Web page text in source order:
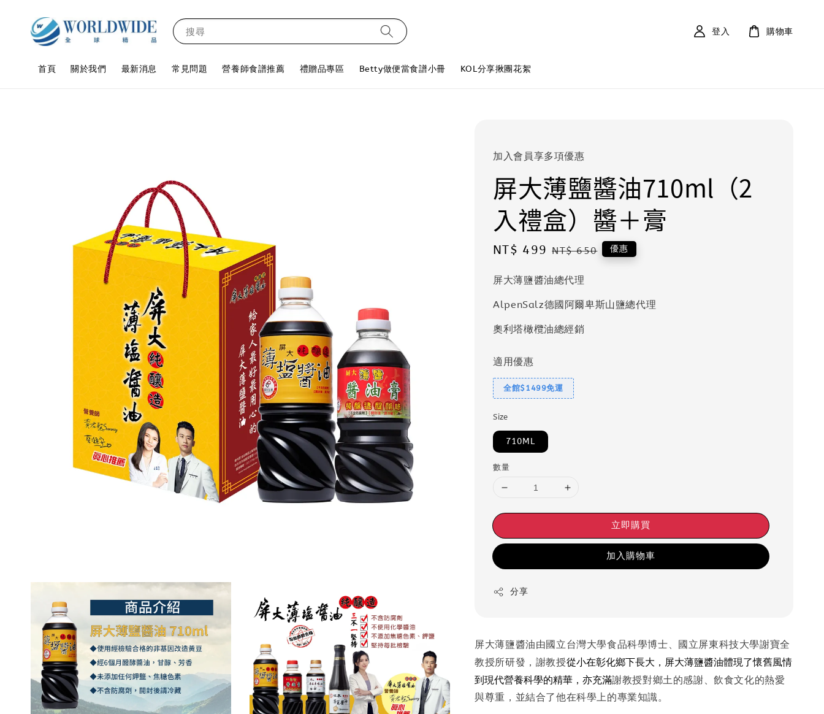
搜尋
首頁 關於我們 最新消息 常見問題 營養師食譜推薦 禮贈品專區 Betty做便當食譜小冊 KOL分享揪團花絮
登入 購物車
加入會員享多項優惠
屏大薄鹽醬油710ml（2
入禮盒）醬＋膏
Sale
NT$ 499 Regular
NT$ 650 優惠
屏大薄鹽醬油總代理
AlpenSalz德國阿爾卑斯山鹽總代理
奧利塔橄欖油總經銷
適用優惠
全館$1499免運
Size
710ML
數量
立即購買
加入購物車
分享
屏大薄鹽醬油由國立台灣大學食品科學博士、國立屏東科技大學謝寶全
教授所研發，謝教授從小在彰化鄉下長大，屏大薄鹽醬油體現了懷舊風情
到現代營養科學的精華，亦充滿謝教授對鄉土的感謝、飲食文化的熱愛
與尊重，並結合了他在科學上的專業知識。